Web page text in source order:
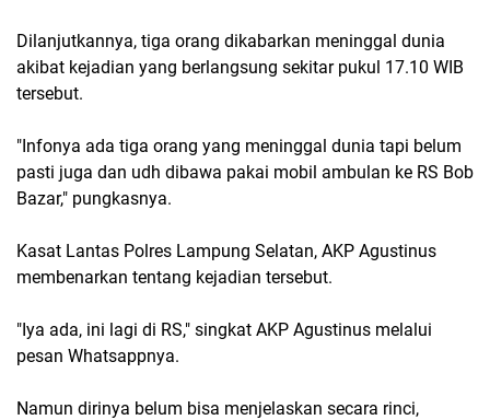
Dilanjutkannya, tiga orang dikabarkan meninggal dunia
akibat kejadian yang berlangsung sekitar pukul 17.10 WIB
tersebut.
"Infonya ada tiga orang yang meninggal dunia tapi belum
pasti juga dan udh dibawa pakai mobil ambulan ke RS Bob
Bazar," pungkasnya.
Kasat Lantas Polres Lampung Selatan, AKP Agustinus
membenarkan tentang kejadian tersebut.
"Iya ada, ini lagi di RS," singkat AKP Agustinus melalui
pesan Whatsappnya.
Namun dirinya belum bisa menjelaskan secara rinci,